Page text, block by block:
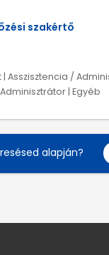
szakértő
Asszisztencia /
| Egyéb
alapján?